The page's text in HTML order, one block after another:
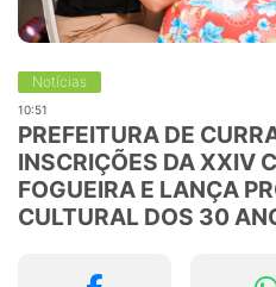
Notícias
10:51
PREFEITURA DE
INSCRIÇÕES DA XXIV
FOGUEIRA E LANÇA
CULTURAL DOS 30